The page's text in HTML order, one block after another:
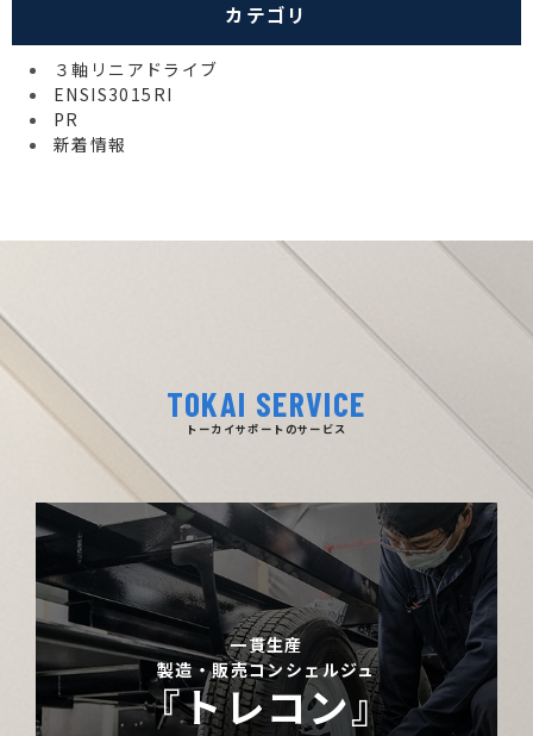
カテゴリ
３軸リニアドライブ
ENSIS3015RI
PR
新着情報
TOKAI SERVICE
トーカイサポートのサービス
一貫生産
製造・販売コンシェルジュ
『トレコン』